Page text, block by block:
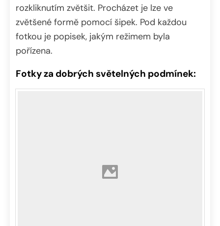
rozkliknutím zvětšit. Procházet je lze ve
zvětšené formě pomocí šipek. Pod každou
fotkou je popisek, jakým režimem byla
pořízena.
Fotky za dobrých světelných podmínek: